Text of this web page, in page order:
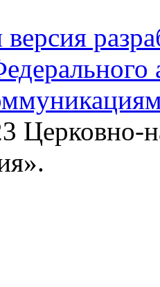
версия
Церковно-